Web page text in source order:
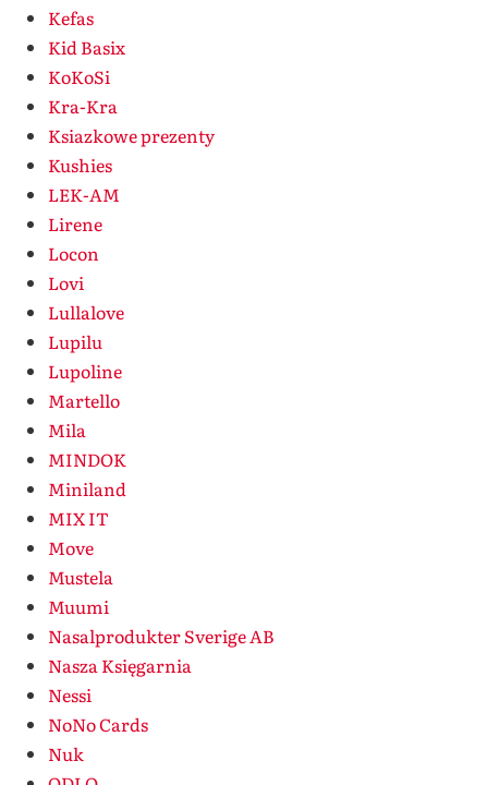
Kefas
Kid Basix
KoKoSi
Kra-Kra
Ksiazkowe prezenty
Kushies
LEK-AM
Lirene
Locon
Lovi
Lullalove
Lupilu
Lupoline
Martello
Mila
MINDOK
Miniland
MIX IT
Move
Mustela
Muumi
Nasalprodukter Sverige AB
Nasza Księgarnia
Nessi
NoNo Cards
Nuk